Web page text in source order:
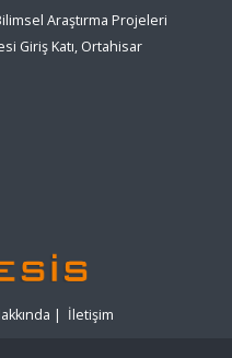
Araştırma Projeleri
Giriş Katı, Ortahisar
| İletişim